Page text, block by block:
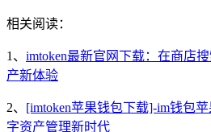
相关阅读：
1、 imtoken最新官网下载：在商店
产新体验
2、 [imtoken苹果钱包下载]-im钱包
字资产管理新时代